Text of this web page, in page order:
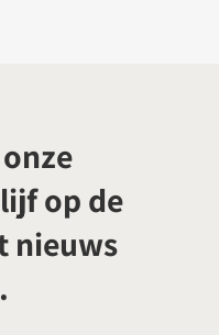
op de
nieuws